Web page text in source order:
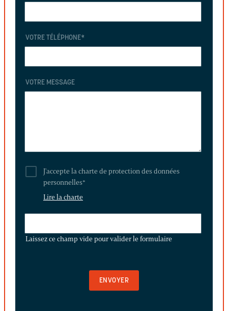
VOTRE TÉLÉPHONE*
VOTRE MESSAGE
J'accepte la charte de protection des données
personnelles*
Lire la charte
CHAMP
Laissez ce champ vide pour valider le formulaire